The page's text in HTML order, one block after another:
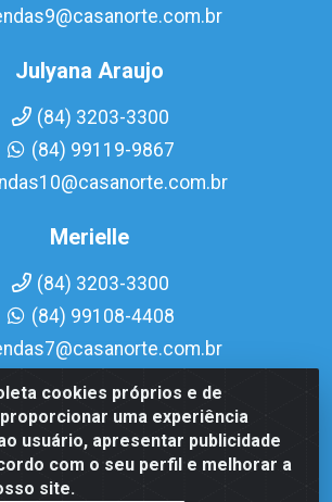
cookies próprios e de
uma experiência
usuário, apresentar publicidade
com o seu perfil e melhorar a
site.
Julyana Araujo
(84) 3203-3300
(84) 99119-9867
Merielle
(84) 3203-3300
(84) 99108-4408
- Av. Interventor Mário Câmara, 1815 -
Natal/RN - CEP 59054-600 - CNPJ
08.713.513/0001-51